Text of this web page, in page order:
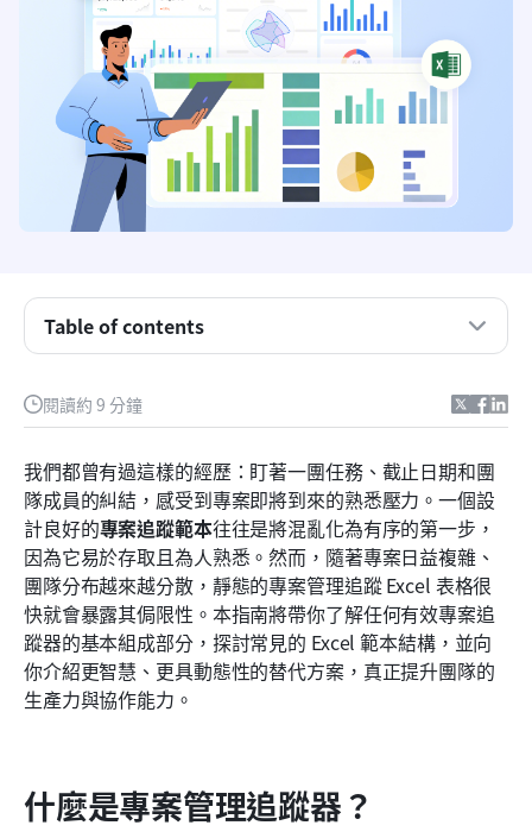
閱讀約 9 分鐘
我們都曾有過這樣的經歷：盯著一團任務、截止日期和團
隊成員的糾結，感受到專案即將到來的熟悉壓力。一個設
計良好的專案追蹤範本往往是將混亂化為有序的第一步，
因為它易於存取且為人熟悉。然而，隨著專案日益複雜、
團隊分布越來越分散，靜態的專案管理追蹤 Excel 表格很
快就會暴露其侷限性。本指南將帶你了解任何有效專案追
蹤器的基本組成部分，探討常見的 Excel 範本結構，並向
你介紹更智慧、更具動態性的替代方案，真正提升團隊的
生產力與協作能力。
什麼是專案管理追蹤器？
Table of contents
什麼是專案管理追蹤器？
每個專案追蹤模板所需的核心組件
熱門的專案管理追蹤器範本（以及如何規劃它們的結
使用 Excel 專案計畫範本的隱藏成本
超越試算表：為什麼團隊需要統一的工作空間
Lark 評測：具備強大審批流程的統一工作空間
逐步說明：建立動態專案追蹤器於 Lark
為您的團隊規模選擇合適的專案追蹤方法
結論
常見問題
相關閱讀